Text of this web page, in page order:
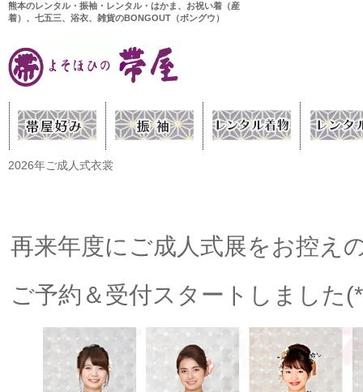
熊本のレンタル・振袖・レンタル・はかま、お祝い着（産
着）、七五三、浴衣、雑貨のBONGOUT（ボングウ）
2026年ご成人式衣裳
再来年度にご成人式展をお控え
ご予約＆受付スタートしました